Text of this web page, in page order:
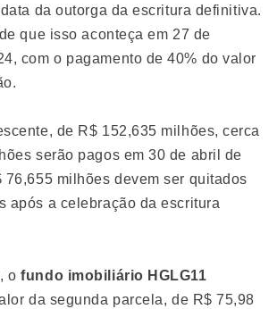
da outorga da escritura definitiva.
que isso aconteça em 27 de
com o pagamento de 40% do valor
de R$ 152,635 milhões, cerca
serão pagos em 30 de abril de
76,655 milhões devem ser quitados
após a celebração da escritura
ofundo imobiliário HGLG11
da segunda parcela, de R$ 75,98